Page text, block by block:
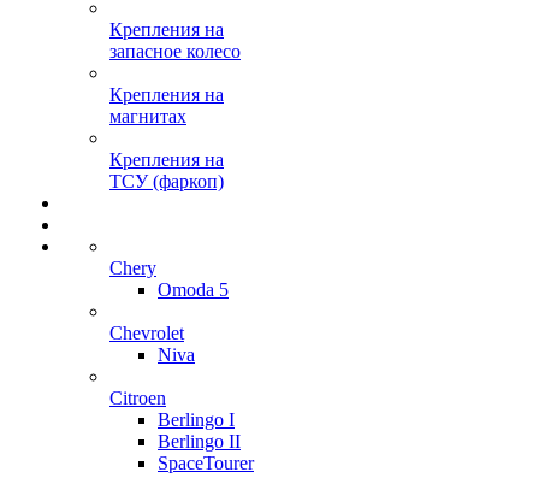
Крепления на
запасное колесо
Крепления на
магнитах
Крепления на
ТСУ (фаркоп)
Chery
Omoda 5
Chevrolet
Niva
Citroen
Berlingo I
Berlingo II
SpaceTourer